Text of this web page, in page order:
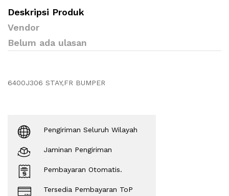
Deskripsi Produk
Vendor
Belum ada ulasan
6400J306 STAY,FR BUMPER
Pengiriman Seluruh Wilayah
Jaminan Pengiriman
Pembayaran Otomatis.
Tersedia Pembayaran ToP